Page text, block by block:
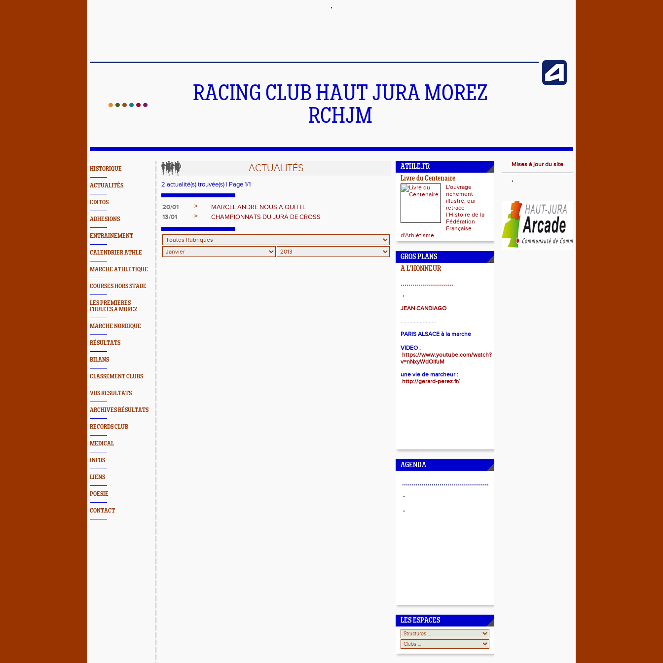
RACING CLUB HAUT JURA MOREZ
RCHJM
HISTORIQUE
ACTUALITÉS
EDITOS
ADHESIONS
ENTRAINEMENT
CALENDRIER ATHLE
MARCHE ATHLETIQUE
COURSES HORS STADE
LES PREMIERES
FOULEES A MOREZ
MARCHE NORDIQUE
RÉSULTATS
BILANS
CLASSEMENT CLUBS
VOS RESULTATS
ARCHIVES RÉSULTATS
RECORDS CLUB
MEDICAL
INFOS
LIENS
POESIE
CONTACT
ACTUALITÉS
2 actualité(s) trouvée(s) | Page 1/1
20/01 >
MARCEL ANDRE NOUS A QUITTE
13/01
> CHAMPIONNATS DU JURA DE CROSS
ATHLE.FR
Livre du Centenaire
L'ouvrage
richement
illustré, qui
retrace
l’Histoire de la
Fédération
Française
d'Athlétisme.
GROS PLANS
A L'HONNEUR
...........................
JEAN CANDIAGO
........................
PARIS ALSACE à la marche
VIDEO :
https://www.youtube.com/watch?
v=nNxyWdOIfuM
une vie de marcheur :
http://gerard-perez.fr/
AGENDA
............................................
LES ESPACES
Mises à jour du site